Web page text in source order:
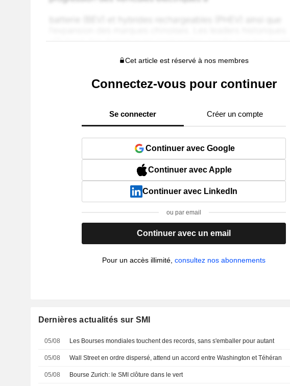
Cet article est réservé à nos membres
Connectez-vous pour continuer
Se connecter Créer un compte
Continuer avec Google
Continuer avec Apple
Continuer avec LinkedIn
ou par email
Continuer avec un email
Pour un accès illimité,consultez nos abonnements
Dernières actualités sur SMI
05/08 Les Bourses mondiales touchent des records, sans s'emballer pour autant
05/08 Wall Street en ordre dispersé, attend un accord entre Washington et Téhéran
05/08 Bourse Zurich: le SMI clôture dans le vert